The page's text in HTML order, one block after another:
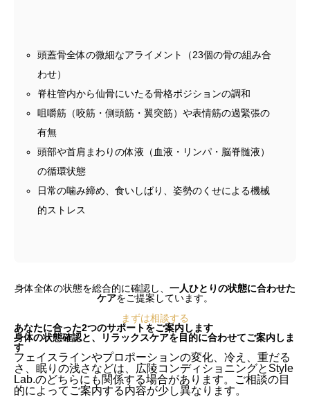
頭蓋骨全体の微細なアライメント（23個の骨の組み合
わせ）
脊柱管内から仙骨にいたる骨格ポジションの調和
咀嚼筋（咬筋・側頭筋・翼突筋）や表情筋の過緊張の
有無
頭部や首肩まわりの体液（血液・リンパ・脳脊髄液）
の循環状態
日常の噛み締め、食いしばり、姿勢のくせによる機械
的ストレス
身体全体の状態を総合的に確認し、 一人ひとりの状態に合わせた
ケアをご提案 しています。
まずは相談する
あなたに合った2つのサポートをご案内します
身体の状態確認と、リラックスケアを目的に合わせてご案内しま
す
フェイスラインやプロポーションの変化、冷え、重だる
さ、眠りの浅さなどは、広陵コンディショニングとStyle
Lab.のどちらにも関係する場合があります。ご相談の目
的によってご案内する内容が少し異なります。